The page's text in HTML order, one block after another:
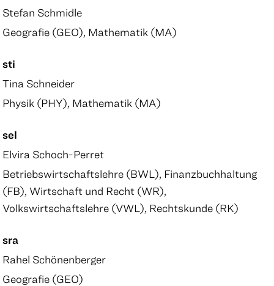
Stefan Schmidle
Geografie (GEO), Mathematik (MA)
sti
Tina Schneider
Physik (PHY), Mathematik (MA)
sel
Elvira Schoch-Perret
Betriebswirtschaftslehre (BWL), Finanzbuchhaltung
(FB), Wirtschaft und Recht (WR),
Volkswirtschaftslehre (VWL), Rechtskunde (RK)
sra
Rahel Schönenberger
Geografie (GEO)